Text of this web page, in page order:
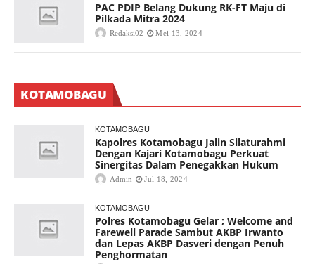
PAC PDIP Belang Dukung RK-FT Maju di
Pilkada Mitra 2024
Redaksi02 Mei 13, 2024
KOTAMOBAGU
KOTAMOBAGU
Kapolres Kotamobagu Jalin Silaturahmi
Dengan Kajari Kotamobagu Perkuat
Sinergitas Dalam Penegakkan Hukum
Admin Jul 18, 2024
KOTAMOBAGU
Polres Kotamobagu Gelar ; Welcome and
Farewell Parade Sambut AKBP Irwanto
dan Lepas AKBP Dasveri dengan Penuh
Penghormatan